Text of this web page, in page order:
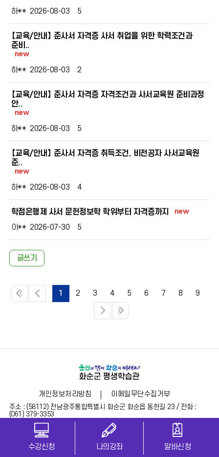
하** 2026-08-03 5
【교육/안내】 준사서 자격증 사서 취업을 위한 학력조건과
준비..
new
하** 2026-08-03 2
【교육/안내】 준사서 자격증 자격조건과 사서교육원 준비과정
안..
new
하** 2026-08-03 5
【교육/안내】 준사서 자격증 취득조건, 비전공자 사서교육원
준..
new
하** 2026-08-03 4
학점은행제 사서 문헌정보학 학위부터 자격증까지 new
이** 2026-07-30 5
글쓰기
1 2 3 4 5 6 7 8 9
개인정보처리방침 이메일무단수집거부
주소 : (58112) 전남광주통합특별시 화순군 화순읍 동헌길 23 / 전화 :
(061) 379-3353
Copyright (c) 2023 HWASUN COUNTY LIFELONG EDUCATION. All
rights reserved.
수강신청 나의강좌 알바신청